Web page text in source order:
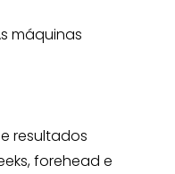
máquinas
resultados
forehead e